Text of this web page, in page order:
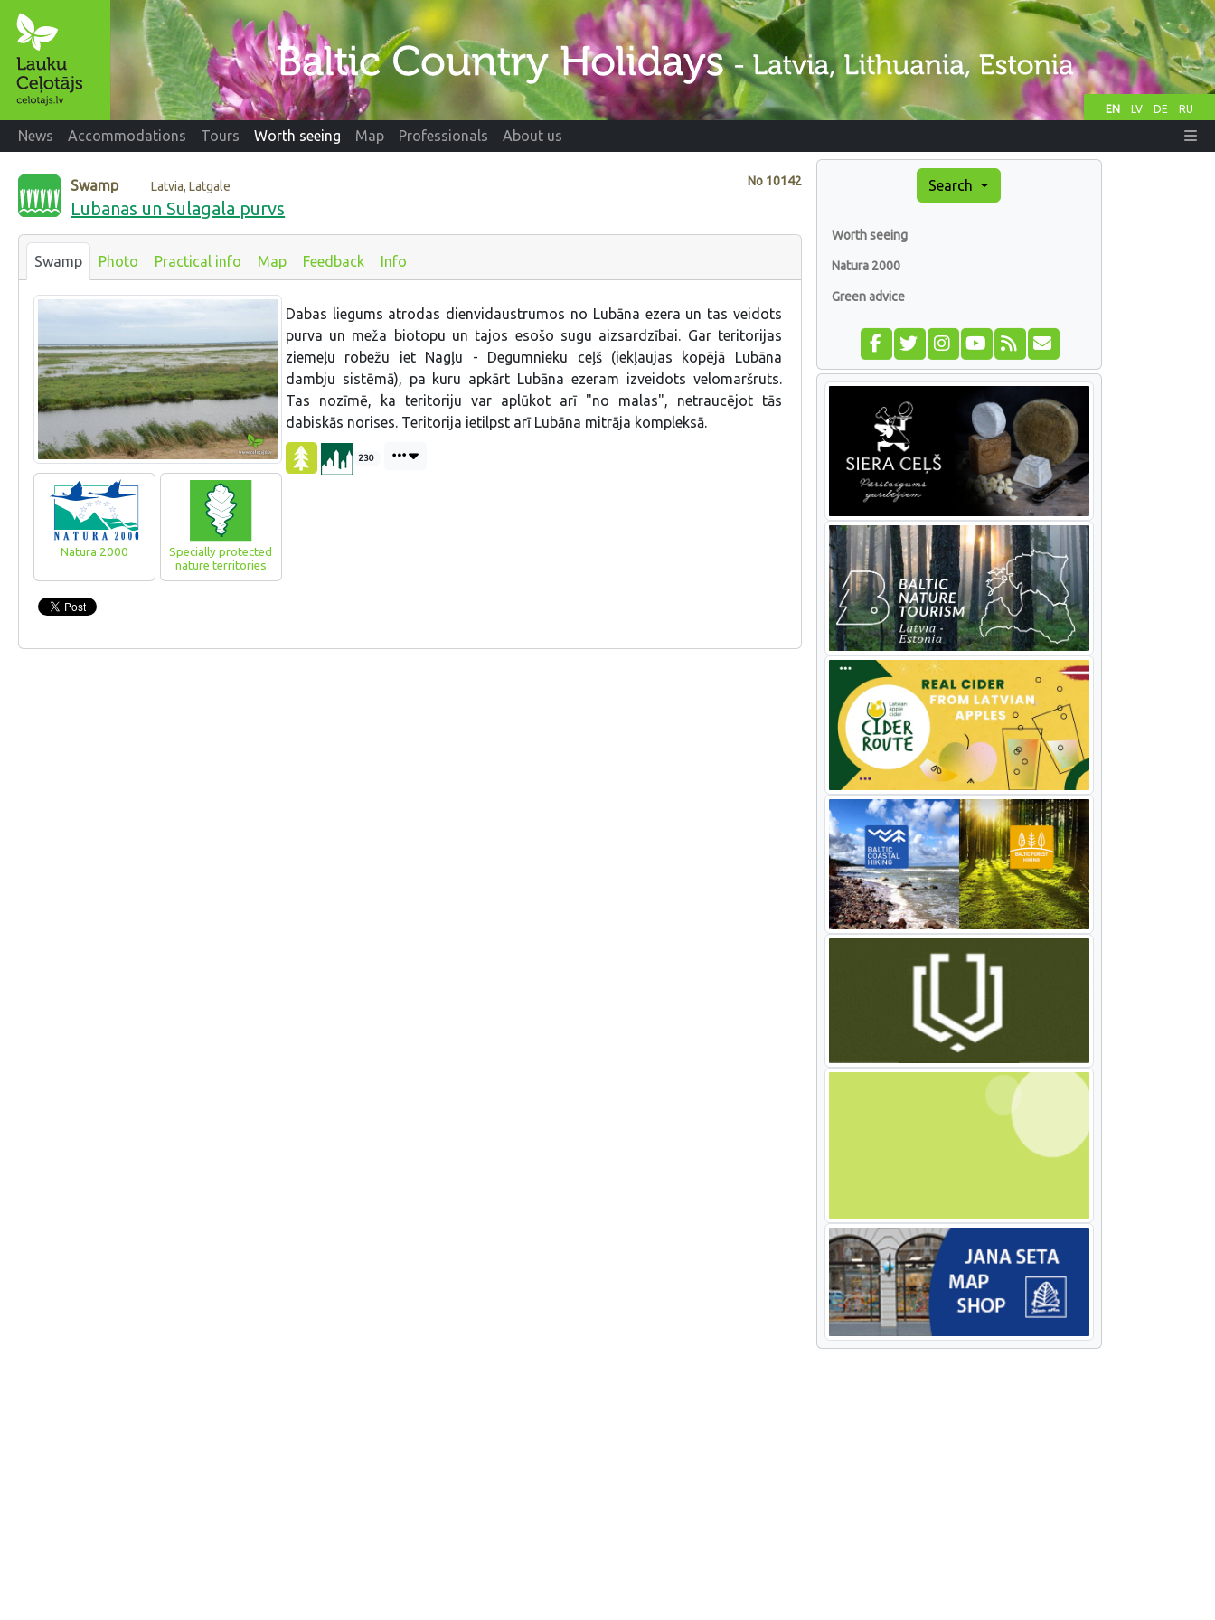
EN LV DE RU
News Accommodations Tours Worth seeing Map Professionals About us
No 10142
Swamp Latvia, Latgale
Lubanas un Sulagala purvs
Swamp Photo Practical info Map Feedback Info
Natura 2000
Specially protected
nature territories
Dabas liegums atrodas dienvidaustrumos no Lubāna ezera un tas veidots
purva un meža biotopu un tajos esošo sugu aizsardzībai. Gar teritorijas
ziemeļu robežu iet Nagļu - Degumnieku ceļš (iekļaujas kopējā Lubāna
dambju sistēmā), pa kuru apkārt Lubāna ezeram izveidots velomaršruts.
Tas nozīmē, ka teritoriju var aplūkot arī "no malas", netraucējot tās
dabiskās norises. Teritorija ietilpst arī Lubāna mitrāja kompleksā.
230
Search
Worth seeing
Natura 2000
Green advice